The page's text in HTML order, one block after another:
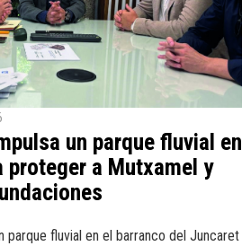
un parque fluvial en
proteger a Mutxamel y
parque fluvial en el barranco del Juncaret